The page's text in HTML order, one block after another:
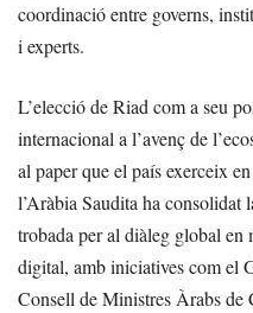
coordinació entre governs,
i experts.
L’elecció de Riad com a seu
internacional a l’avenç de
al paper que el país exerceix
l’Aràbia Saudita ha consolidat
trobada per al diàleg global en
digital, amb iniciatives com el
Consell de Ministres Àrabs de